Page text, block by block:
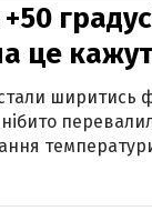
це
ширитись